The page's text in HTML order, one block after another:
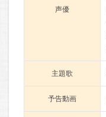
声優
主題歌
予告動画